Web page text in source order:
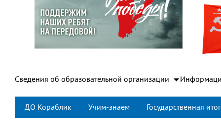
Сведения об образовательной организации
ДО Кораблик Учим-знаем Государственная